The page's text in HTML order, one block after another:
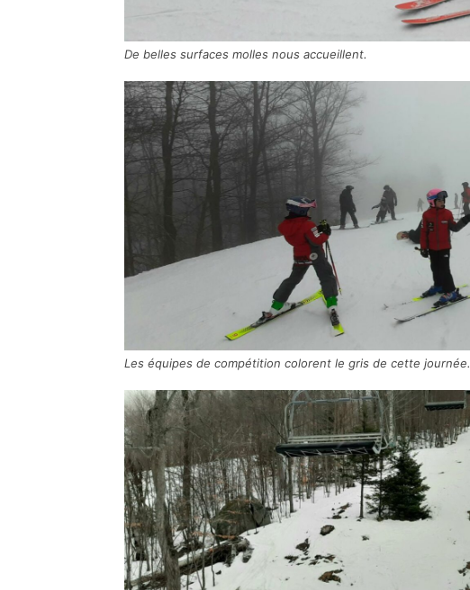
De belles surfaces molles nous accueillent.
Les équipes de compétition colorent le gris de cette journée.